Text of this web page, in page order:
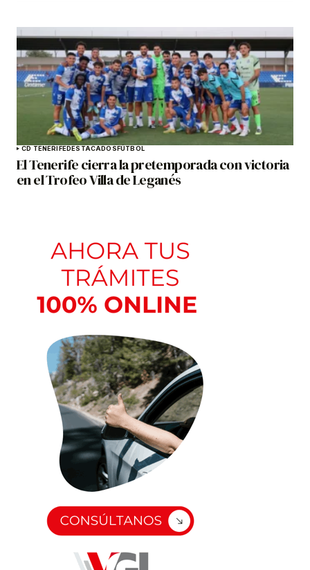
CD TENERIFEDESTACADOSFÚTBOL
El Tenerife cierra la pretemporada con victoria
en el Trofeo Villa de Leganés